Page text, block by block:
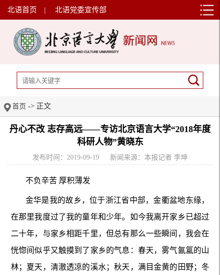
北语首页 | 北语党委宣传部
首页 -> 正文
丹心不改 志存高远——专访北京语言大学“2018年度
科研人物”黄晓东
发布时间：2019-09-19 新闻来源：本报记者 李坤
不负辛苦 厚积薄发
金华是我的故乡，位于浙江省中部，金衢盆地东缘，
在那里我度过了我的童年和少年。如今我离开家乡已超过
二十年，与家乡相距千里，但总有那么一些瞬间，我会在
恍惚间似乎又触摸到了家乡的气息：春天，雾气氤氲的山
林；夏天，清澈透凉的溪水；秋天，满目金黄的田野；冬